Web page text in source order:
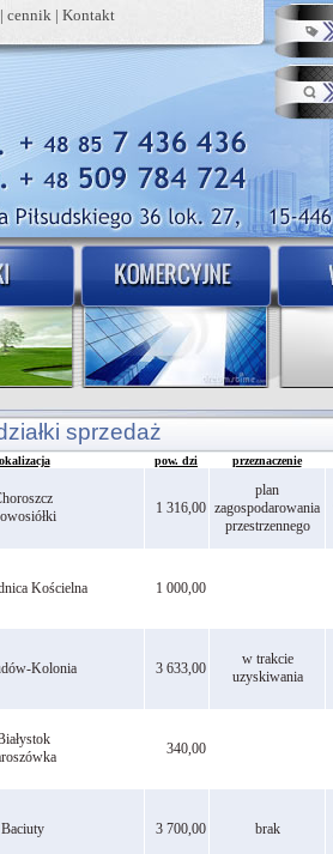
cennik | Kontakt
sprzedaż
pow. dzi przeznaczenie
1 316,00
plan
zagospodarowania
przestrzennego
Kościelna 1 000,00
Kolonia 3 633,00
w trakcie
uzyskiwania
340,00
Baciuty 3 700,00 brak